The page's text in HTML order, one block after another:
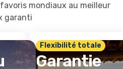
mondiaux au meilleur
garanti
Flexibilité totale
Garantie